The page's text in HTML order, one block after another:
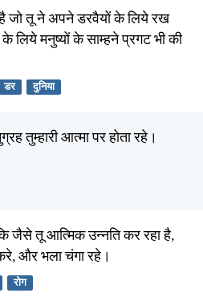
है जो तू ने अपने डरवैयों के लिये रख
लिये मनुष्यों के साम्हने प्रगट भी की
डर दुनिया
तुम्हारी आत्मा पर होता रहे।
कि जैसे तू आत्मिक उन्नति कर रहा है,
और भला चंगा रहे।
रोग